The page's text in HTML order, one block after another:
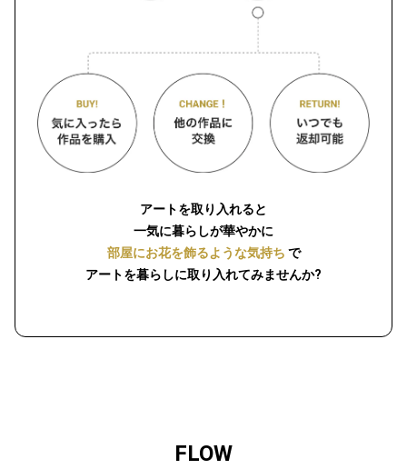
アートを取り入れると
一気に暮らしが華やかに
部屋にお花を飾るような気持ち で
アートを暮らしに取り入れてみませんか?
FLOW